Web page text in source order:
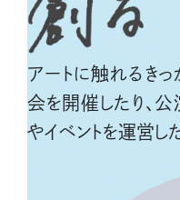
アートに触れるき
会を開催したり、公
やイベントを運営し